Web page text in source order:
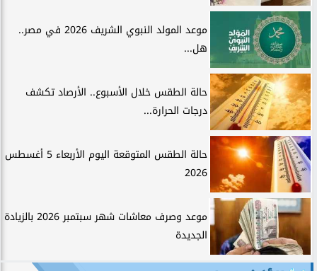
موعد المولد النبوي الشريف 2026 في مصر..
هل...
حالة الطقس خلال الأسبوع.. الأرصاد تكشف
درجات الحرارة...
حالة الطقس المتوقعة اليوم الأربعاء 5 أغسطس
2026
موعد وصرف معاشات شهر سبتمبر 2026 بالزيادة
الجديدة